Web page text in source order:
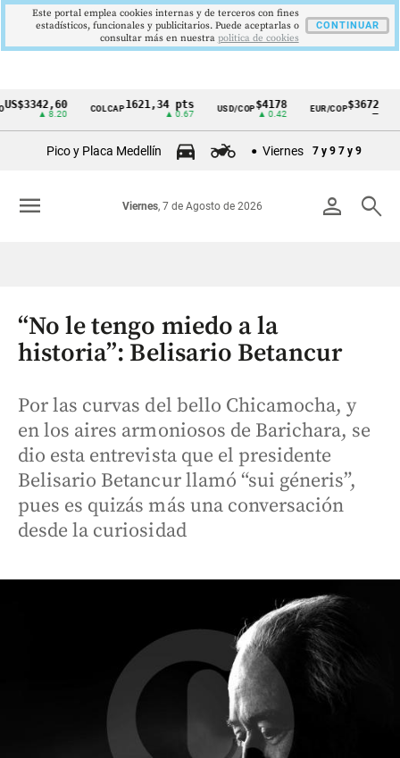
Cintillo
Colombia
▲ 8.20
COLCAP1621,34 pts
▲ 0.67
USD/COP$4178
▲ 0.42
EUR/COP$3672
Pico y Placa Medellín Viernes 7 y 9 7 y 9
person search
Viernes, 7 de Agosto de 2026
menu
“No le tengo miedo a la
historia”: Belisario Betancur
Por las curvas del bello Chicamocha, y
en los aires armoniosos de Barichara, se
dio esta entrevista que el presidente
Belisario Betancur llamó “sui géneris”,
pues es quizás más una conversación
desde la curiosidad
Este portal emplea cookies internas y de terceros con fines
estadísticos, funcionales y publicitarios. Puede aceptarlas o
consultar más en nuestra politica de cookies
CONTINUAR